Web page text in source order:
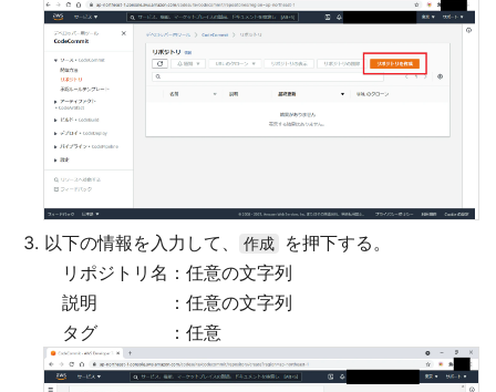
以下の情報を入力して、 作成
を押下する。
リポジトリ名：任意の文字列
説明 ：任意の文字列
タグ ：任意